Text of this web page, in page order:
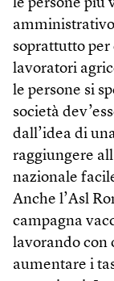
le persone più
soprattutto per
lavoratori
le persone si
società
dall’idea di
raggiungere
nazionale
Anche l’Asl
campagna
lavorando con
aumentare i